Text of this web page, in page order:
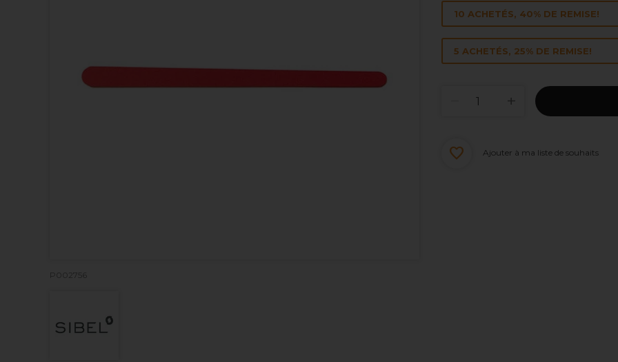
P002756
10 ACHETÉS, 40% DE REMISE!
5 ACHETÉS, 25% DE REMISE!
Ajouter à ma liste de souhaits